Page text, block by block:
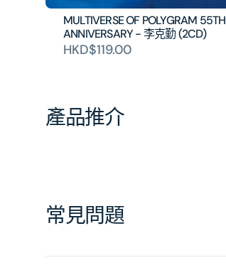
MULTIVERSE OF POLYGRAM 55TH
ANNIVERSARY - 李克勤 (2CD)
HKD$119.00
產品推介
常見問題